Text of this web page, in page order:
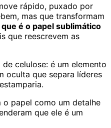
rápido, puxado por
mas que transformam
que é o papel sublimático
que reescrevem as
celulose: é um elemento
oculta que separa líderes
o papel como um detalhe
que ele é um